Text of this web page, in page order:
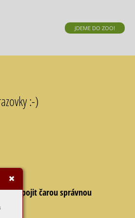
JDEME DO ZOO!
:-)
spojit čarou správnou